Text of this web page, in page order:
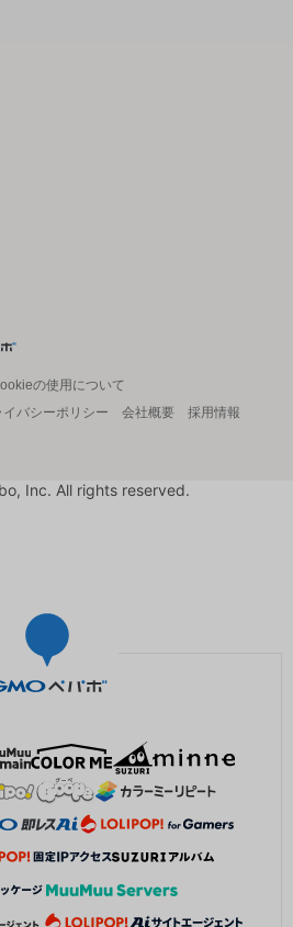
の使用について
イバシーポリシー 会社概要
採用情報
Inc. All rights reserved.